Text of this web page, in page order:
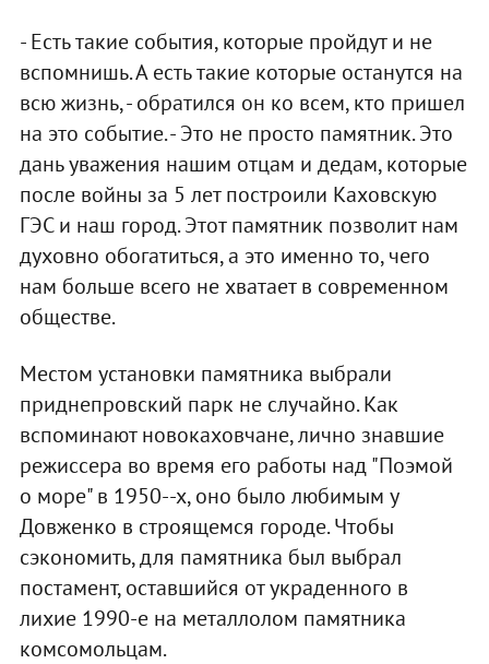
- Есть такие события, которые пройдут и не
вспомнишь. А есть такие которые останутся на
всю жизнь, - обратился он ко всем, кто пришел
на это событие. - Это не просто памятник. Это
дань уважения нашим отцам и дедам, которые
после войны за 5 лет построили Каховскую
ГЭС и наш город. Этот памятник позволит нам
духовно обогатиться, а это именно то, чего
нам больше всего не хватает в современном
обществе.
Местом установки памятника выбрали
приднепровский парк не случайно. Как
вспоминают новокаховчане, лично знавшие
режиссера во время его работы над "Поэмой
о море" в 1950--х, оно было любимым у
Довженко в строящемся городе. Чтобы
сэкономить, для памятника был выбрал
постамент, оставшийся от украденного в
лихие 1990-е на металлолом памятника
комсомольцам.